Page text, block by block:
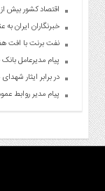
اقتصاد کشور بیش
خبرنگاران ایران
نفت برنت با افت هفتگی ۸ درصدی، روز جمعه ۱.۳
پیام مدیرعامل
در برابر ایثار
پیام مدیر روابط